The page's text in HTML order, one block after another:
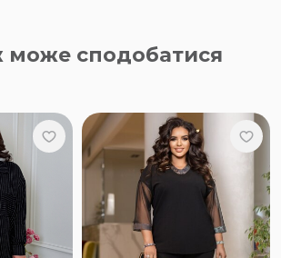
може сподобатися